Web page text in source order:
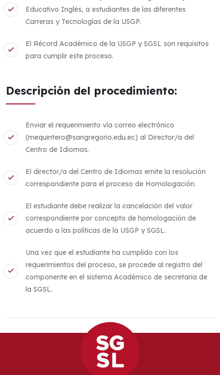
Educativo Inglés, a estudiantes de las diferentes
Carreras y Tecnologías de la USGP.
El Récord Académico de la USGP y SGSL son requisitos
para cumplir este proceso.
Descripción del procedimiento:
Enviar el requerimiento vía correo electrónico
(mequintero@sangregorio.edu.ec) al Director/a del
Centro de Idiomas.
El director/a del Centro de Idiomas emite la resolución
correspondiente para el proceso de Homologación.
El estudiante debe realizar la cancelación del valor
correspondiente por concepto de homologación de
acuerdo a las políticas de la USGP y SGSL.
Una vez que el estudiante ha cumplido con los
requerimientos del proceso, se procede al registro del
componente en el sistema Académico de secretaria de
la SGSL.